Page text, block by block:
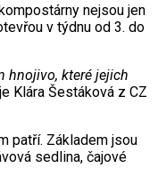
nejsou jen
v týdnu od 3. do
hnojivo, které jejich
Klára Šestáková z CZ
patří. Základem jsou
sedlina, čajové